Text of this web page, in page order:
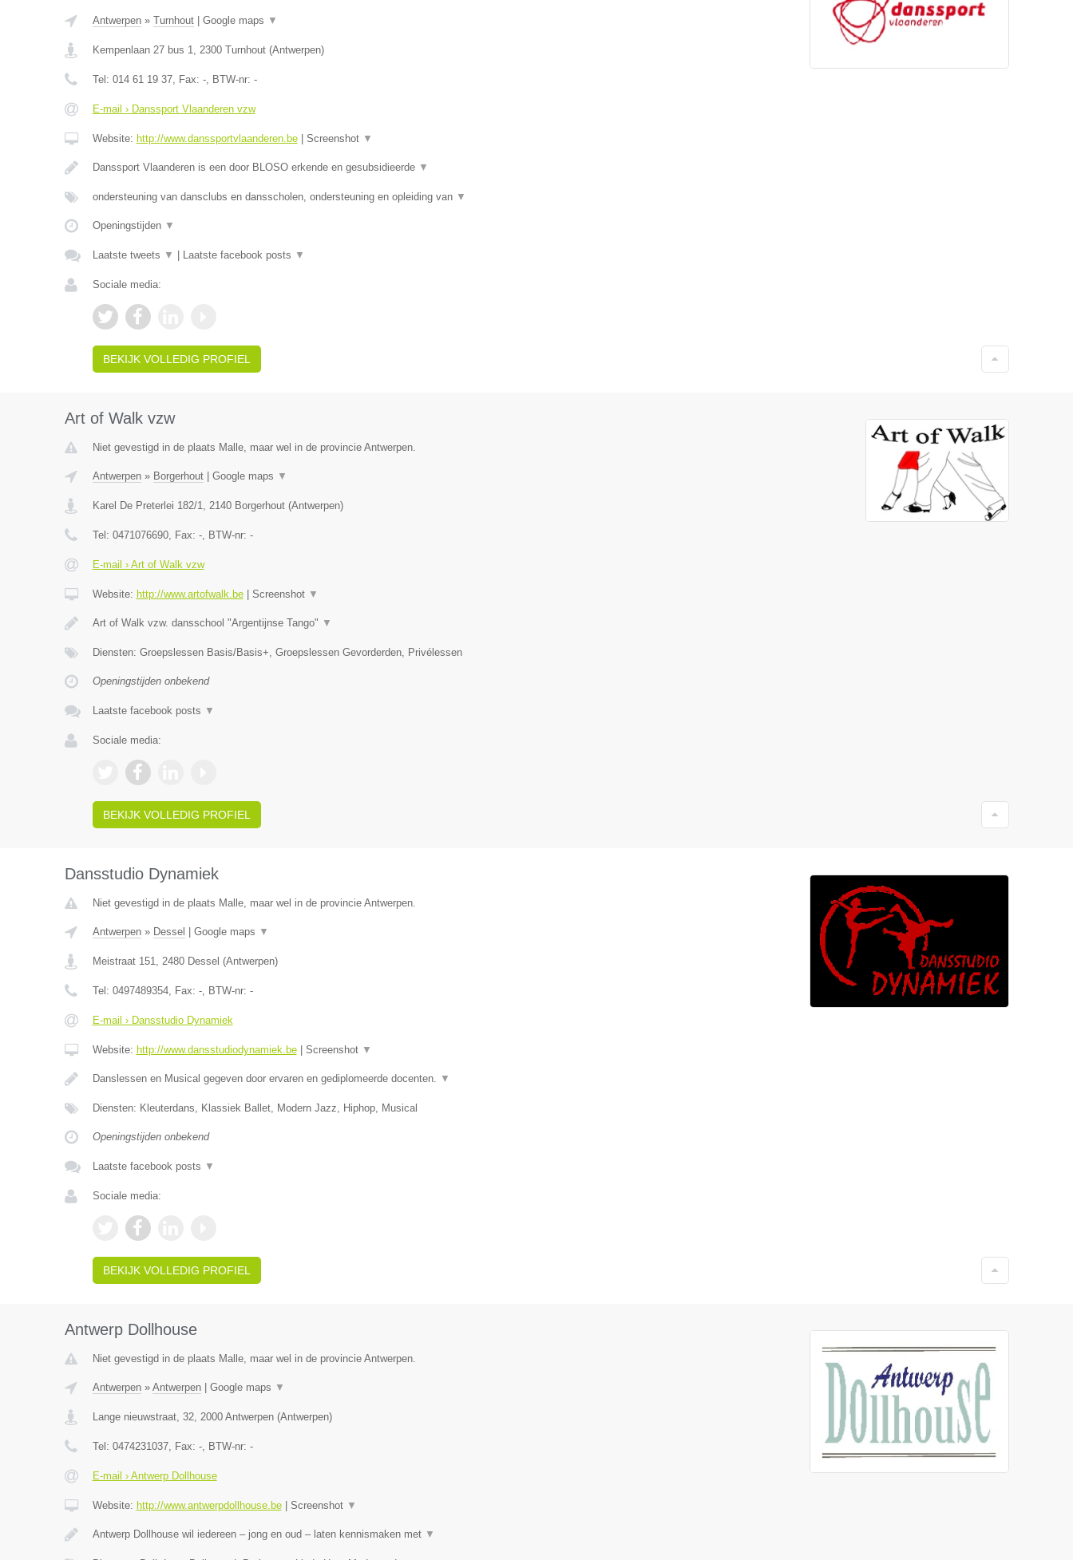
Antwerpen» Turnhout| Google maps ▼
Kempenlaan 27 bus 1, 2300 Turnhout(Antwerpen)
Tel: 014 61 19 37, Fax: -, BTW-nr: -
E-mail › Danssport Vlaanderen vzw
Website: http://www.danssportvlaanderen.be| Screenshot ▼
Danssport Vlaanderen is een door BLOSO erkende en gesubsidieerde ▼
ondersteuning van dansclubs en dansscholen, ondersteuning en opleiding van ▼
Openingstijden ▼
Laatste tweets ▼ Laatste facebook posts ▼
Sociale media:
BEKIJK VOLLEDIG PROFIEL
Art of Walk vzw
Niet gevestigd in de plaats Malle, maar wel in de provincie Antwerpen.
Antwerpen» Borgerhout| Google maps ▼
Karel De Preterlei 182/1, 2140 Borgerhout(Antwerpen)
Tel: 0471076690, Fax: -, BTW-nr: -
E-mail › Art of Walk vzw
Website: http://www.artofwalk.be| Screenshot ▼
Art of Walk vzw. dansschool "Argentijnse Tango" ▼
Diensten: Groepslessen Basis/Basis+, Groepslessen Gevorderden, Privélessen
Openingstijden onbekend
Laatste facebook posts ▼
Sociale media:
BEKIJK VOLLEDIG PROFIEL
Dansstudio Dynamiek
Niet gevestigd in de plaats Malle, maar wel in de provincie Antwerpen.
Antwerpen» Dessel Google maps ▼
Meistraat 151, 2480 Dessel (Antwerpen)
Tel: 0497489354, Fax: -, BTW-nr: -
E-mail › Dansstudio Dynamiek
Website: http://www.dansstudiodynamiek.be| Screenshot ▼
Danslessen en Musical gegeven door ervaren en gediplomeerde docenten. ▼
Diensten: Kleuterdans, Klassiek Ballet, Modern Jazz, Hiphop, Musical
Openingstijden onbekend
Laatste facebook posts ▼
Sociale media:
BEKIJK VOLLEDIG PROFIEL
Antwerp Dollhouse
Niet gevestigd in de plaats Malle, maar wel in de provincie Antwerpen.
Antwerpen» Antwerpen| Google maps ▼
Lange nieuwstraat, 32, 2000 Antwerpen(Antwerpen)
Tel: 0474231037, Fax: -, BTW-nr: -
E-mail › Antwerp Dollhouse
Website: http://www.antwerpdollhouse.be| Screenshot ▼
Antwerp Dollhouse wil iedereen – jong en oud – laten kennismaken met ▼